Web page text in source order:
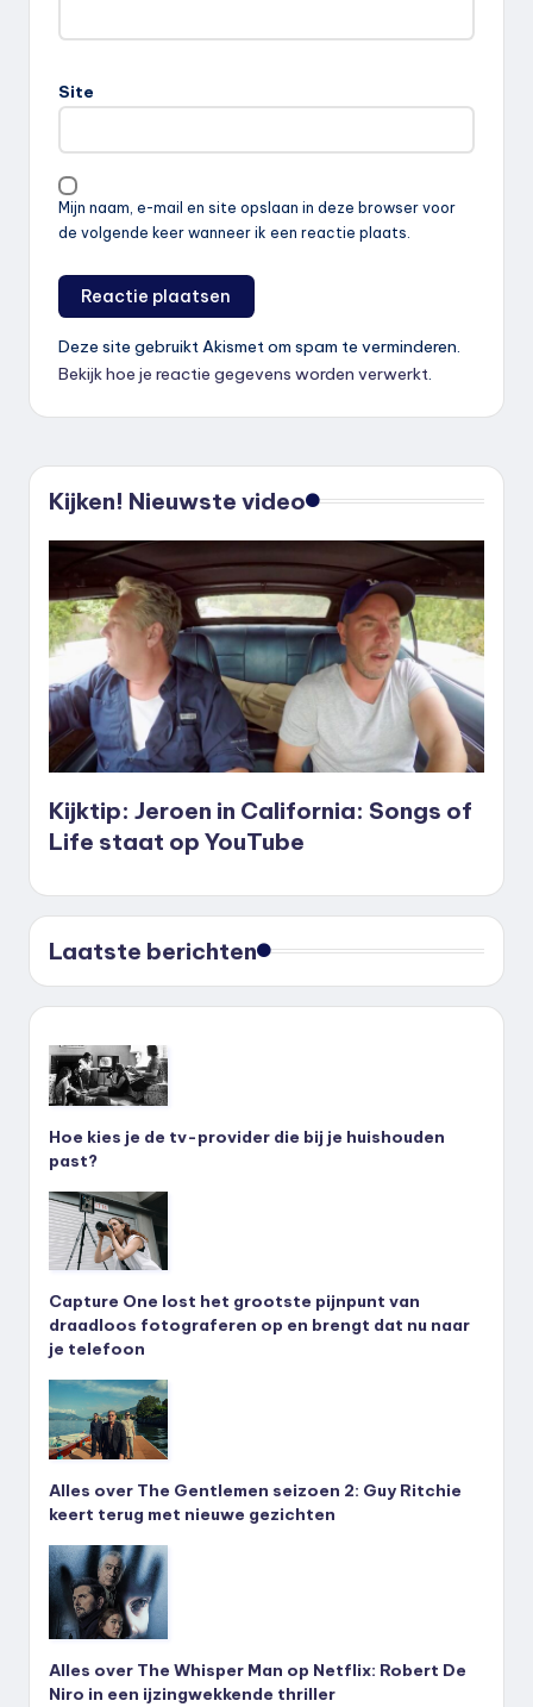
Site
Mijn naam, e-mail en site opslaan in deze browser voor
de volgende keer wanneer ik een reactie plaats.
Deze site gebruikt Akismet om spam te verminderen.
Bekijk hoe je reactie gegevens worden verwerkt
Kijken! Nieuwste video
Kijktip: Jeroen in California: Songs of
Life staat op YouTube
Laatste berichten
Hoe kies je de tv-provider die bij je huishouden
past?
Capture One lost het grootste pijnpunt van
draadloos fotograferen op en brengt dat nu naar
je telefoon
Alles over The Gentlemen seizoen 2: Guy Ritchie
keert terug met nieuwe gezichten
Alles over The Whisper Man op Netflix: Robert De
Niro in een ijzingwekkende thriller